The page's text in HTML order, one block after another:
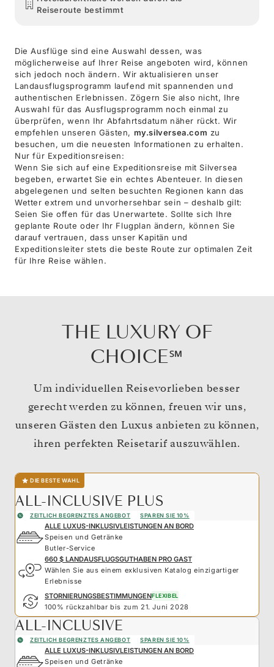
Reiseroute bestimmt
Die Ausflüge sind eine Auswahl dessen, was
möglicherweise auf Ihrer Reise angeboten wird, können
sich jedoch noch ändern. Wir aktualisieren unser
Landausflugsprogramm laufend mit spannenden und
authentischen Erlebnissen. Zögern Sie also nicht, Ihre
Auswahl für das Ausflugsprogramm noch einmal zu
überprüfen, wenn Ihr Abfahrtsdatum näher rückt. Wir
empfehlen unseren Gästen, my.silversea.com zu
besuchen, um die neuesten Informationen zu erhalten.
Nur für Expeditionsreisen:
Wenn Sie sich auf eine Expeditionsreise mit Silversea
begeben, erwartet Sie ein echtes Abenteuer. In diesen
abgelegenen und selten besuchten Regionen kann das
Wetter extrem und unvorhersehbar sein – deshalb gilt:
Seien Sie offen für das Unerwartete. Sollte sich Ihre
geplante Route oder Ihr Flugplan ändern, können Sie
darauf vertrauen, dass unser Kapitän und
Expeditionsleiter stets die beste Route zur optimalen Zeit
für Ihre Reise wählen.
THE LUXURY OF
CHOICE℠
Um individuellen Reisevorlieben besser
gerecht werden zu können, freuen wir uns,
unseren Gästen den Luxus anbieten zu können,
ihren perfekten Reisetarif auszuwählen.
DIE BESTE WAHL
ALL-INCLUSIVE PLUS
ZEITLICH BEGRENZTES ANGEBOT SPAREN SIE 10%
ALLE LUXUS-INKLUSIVLEISTUNGEN AN BORD
Speisen und Getränke
Butler-Service
660 $ LANDAUSFLUGSGUTHABEN PRO GAST
Wählen Sie aus einem exklusiven Katalog einzigartiger
Erlebnisse
STORNIERUNGSBESTIMMUNGENFLEXIBEL
100% rückzahlbar bis zum 21. Juni 2028
ALL-INCLUSIVE
ZEITLICH BEGRENZTES ANGEBOT SPAREN SIE 10%
ALLE LUXUS-INKLUSIVLEISTUNGEN AN BORD
Speisen und Getränke